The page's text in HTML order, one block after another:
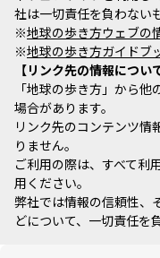
社は一切責任を負わない
※地球の歩き方ウェブの
※地球の歩き方ガイドブ
リンク先の情報につい
「地球の歩き方」から
場合があります。
リンク先のコンテンツ情
りません。
ご利用の際は、すべて利
用ください。
弊社では情報の信頼性、
どについて、一切責任を